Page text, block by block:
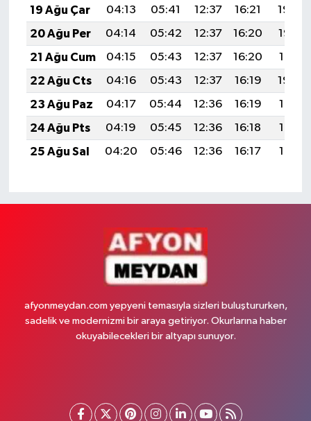
19 Ağu Çar
04:13 05:41 12:37 16:21
19:24
20 Ağu Per
04:14 05:42 12:37 16:20
19:22
21 Ağu Cum
04:15 05:43 12:37 16:20
19:21
22 Ağu Cts
04:16 05:43 12:37 16:19
19:20
23 Ağu Paz
04:17 05:44 12:36 16:19
19:18
24 Ağu Pts
04:19 05:45 12:36 16:18
19:17
25 Ağu Sal
04:20 05:46 12:36 16:17 19:16
afyonmeydan.com yepyeni temasıyla sizleri buluştururken,
sadelik ve modernizmi bir araya getiriyor. Okurlarına haber
okuyabilecekleri bir altyapı sunuyor.